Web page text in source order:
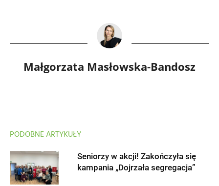
Małgorzata Masłowska-Bandosz
PODOBNE ARTYKUŁY
Seniorzy w akcji! Zakończyła się
kampania „Dojrzała segregacja”